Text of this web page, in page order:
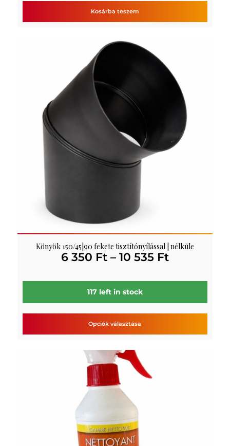
Kosárba teszem
Könyök 150/45|90 fekete tisztítónyílással | nélküle
6 350 Ft – 10 535 Ft
350 Ft
10
117 left in stock
Opciók választása